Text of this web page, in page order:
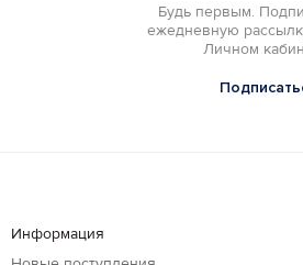
Будь первым.
ежедневную
Личном
Информация